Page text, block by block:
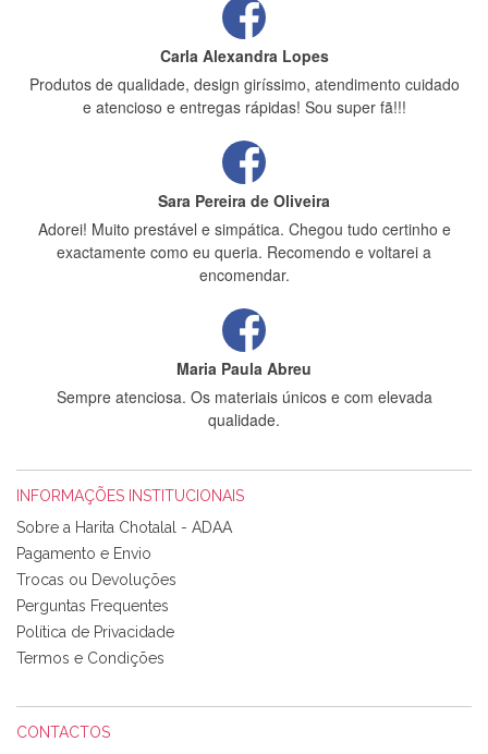
Carla Alexandra Lopes
Produtos de qualidade, design giríssimo, atendimento cuidado
e atencioso e entregas rápidas! Sou super fã!!!
Sara Pereira de Oliveira
Adorei! Muito prestável e simpática. Chegou tudo certinho e
exactamente como eu queria. Recomendo e voltarei a
encomendar.
Maria Paula Abreu
Sempre atenciosa. Os materiais únicos e com elevada
qualidade.
Tudo chegou em condições, pois os produtos vieram muito
bem acondicionados. Estou plenamente satisfeita com os
produtos adquiridos. Relativamente à bolsa, tem um tecido
com um padrão e cores muito bonitas e a execução está
perfeitíssima. Futuramente penso voltar a comprar na vossa
loja, têm excelentes artigos a um preço muito justo. A
INFORMAÇÕES INSTITUCIONAIS
Sobre a Harita Chotalal - ADAA
Pagamento e Envio
Trocas ou Devoluções
Perguntas Frequentes
Política de Privacidade
Termos e Condições
CONTACTOS